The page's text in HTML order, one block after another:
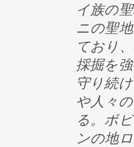
イ族の
ニの聖
ており
採掘を
守り続
や人々
る。ボ
ンの地